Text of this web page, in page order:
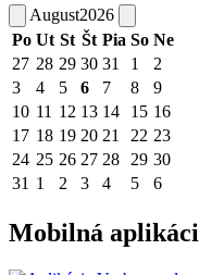
August2026
Po Ut St Št Pia So Ne
27 28 29 30 31 1
2
3
4 5 6 7 8
9
10 11 12 13 14 15 16
17 18 19 20 21 22 23
24 25 26 27 28 29 30
31 1 2 3 4 5 6
Mobilná